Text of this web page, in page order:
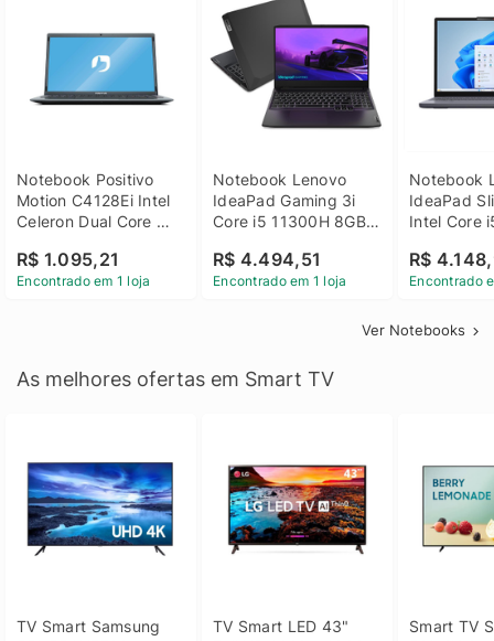
Notebook Positivo
Motion C4128Ei Intel
Celeron Dual Core
Linux 14 - 3002181
R$ 1.095,21
Encontrado em 1 loja
Notebook Lenovo
IdeaPad Gaming 3i
Core i5 11300H 8GB
GTX 1650 4GB 15.6
FHD Linux - Preto
R$ 4.494,51
Encontrado em 1 loja
Notebook
IdeaPad
Intel Core
SSD Win
R$
Encontrado
Ver Notebooks
As melhores ofertas em Smart TV
TV Smart Samsung
TV Smart LED 43"
Smart TV